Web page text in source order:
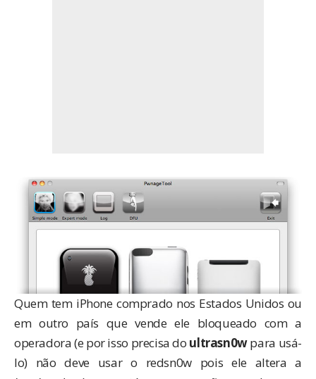
Quem tem iPhone comprado nos Estados Unidos ou
em outro país que vende ele bloqueado com a
operadora (e por isso precisa do ultrasn0wpara usá-
lo) não deve usar o redsn0w pois ele altera a